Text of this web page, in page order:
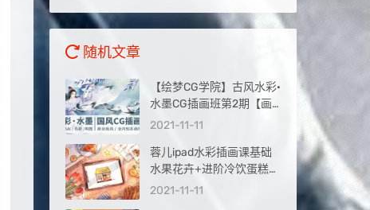
随机文章
【绘梦CG学院】古风水彩·
水墨CG插画班第2期【画
质一般】
2021-11-11
蓉儿ipad水彩插画课基础
水果花卉+进阶冷饮蛋糕
2020年【画质不错有笔
2021-11-11